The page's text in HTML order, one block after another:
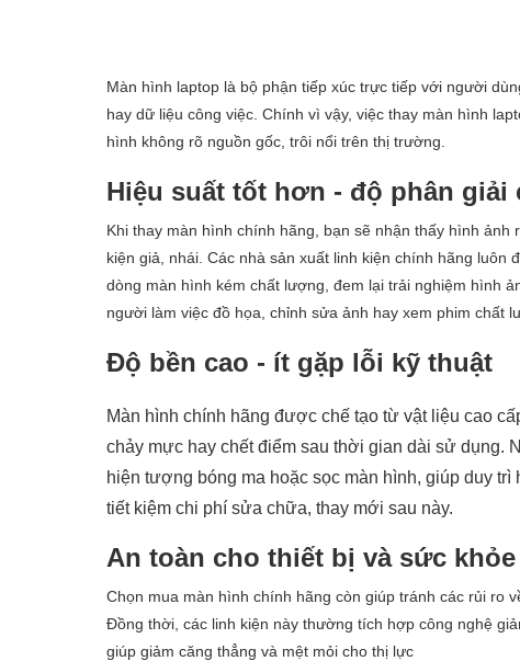
Màn hình laptop là bộ phận tiếp xúc trực tiếp với người
hay dữ liệu công việc. Chính vì vậy, việc thay màn hình
hình không rõ nguồn gốc, trôi nổi trên thị trường.
Hiệu suất tốt hơn - độ phân giải
Khi thay màn hình chính hãng, bạn sẽ nhận thấy hình
kiện giả, nhái. Các nhà sản xuất linh kiện chính hãng
dòng màn hình kém chất lượng, đem lại trải nghiệm hình
người làm việc đồ họa, chỉnh sửa ảnh hay xem phim chất
Độ bền cao - ít gặp lỗi kỹ thuật
Màn hình chính hãng được chế tạo từ vật liệu cao
chảy mực hay chết điểm sau thời gian dài sử dụng.
hiện tượng bóng ma hoặc sọc màn hình, giúp duy
tiết kiệm chi phí sửa chữa, thay mới sau này.
An toàn cho thiết bị và sức
Chọn mua màn hình chính hãng còn giúp tránh các rủi ro
Đồng thời, các linh kiện này thường tích hợp công nghệ
giúp giảm căng thẳng và mệt mỏi cho thị lực